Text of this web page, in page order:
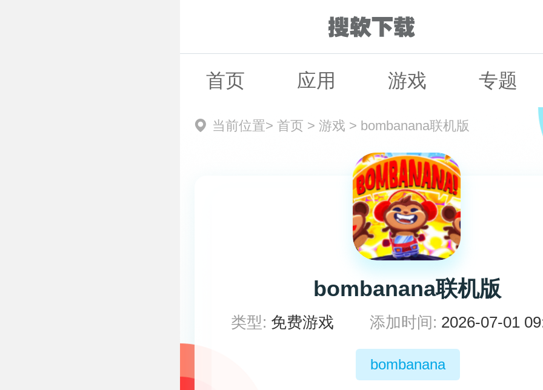
首页 应用 游戏 专题
当前位置> 首页 > 游戏 > bombanana联机版
bombanana联机版
类型: 免费游戏 添加时间: 2026-07-01
bombanana